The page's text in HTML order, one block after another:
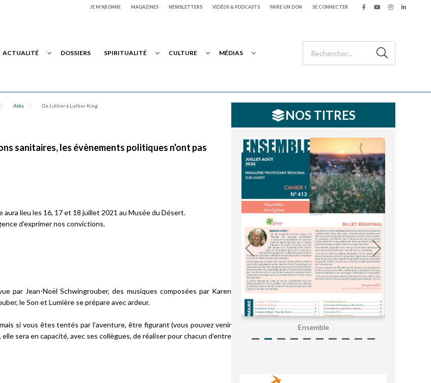
JE M'ABONNE MAGAZINES NEWSLETTERS VIDÉOS & PODCASTS FAIRE UN DON SE CONNECTER
ACTUALITÉ DOSSIERS SPIRITUALITÉ CULTURE MÉDIAS
Alès De Luther à Luther King
sanitaires, les évènements politiques n'ont pas
lieu les 16, 17 et 18 juillet 2021 au Musée du Désert.
d’exprimer nos convictions.
par Jean-Noël Schwingrouber, des musiques composées par Karen
le Son et Lumière se prépare avec ardeur.
si vous êtes tentés par l’aventure, être figurant (vous pouvez venir
sera en capacité, avec ses collègues, de réaliser pour chacun d’entre
NOS TITRES
Échanges Ensemble